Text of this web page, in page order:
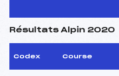
Résultats Alpin 2020
Codex Course